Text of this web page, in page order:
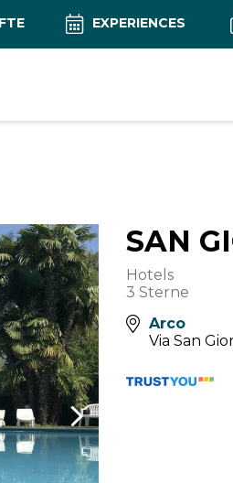
EXPERIENCES
SAN
Hotels
3 Sterne
Arco
Via San